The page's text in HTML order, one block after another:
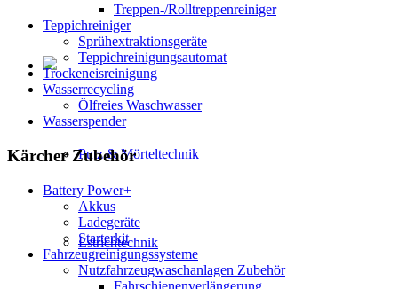
Putz & Mörteltechnik
Estrichtechnik
Treppen-/Rolltreppenreiniger
Teppichreiniger
Sprühextraktionsgeräte
Teppichreinigungsautomat
Trockeneisreinigung
Wasserrecycling
Ölfreies Waschwasser
Wasserspender
Kärcher Zubehör
Battery Power+
Akkus
Ladegeräte
Starterkit
Fahrzeugreinigungssysteme
Nutzfahrzeugwaschanlagen Zubehör
Fahrschienenverlängerung